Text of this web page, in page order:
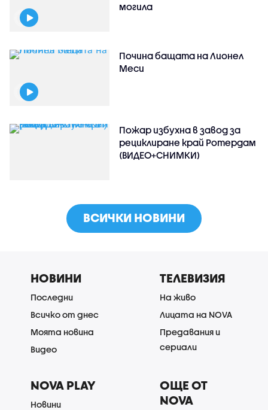
могила
Почина бащата на Лионел
Меси
Пожар избухна в завод за
рециклиране край Ротердам
(ВИДЕО+СНИМКИ)
ВСИЧКИ НОВИНИ
НОВИНИ
Последни
Всичко от днес
Моята новина
Видео
ТЕЛЕВИЗИЯ
На живо
Лицата на NOVA
Предавания и
сериали
NOVA PLAY
Новини
ОЩЕ ОТ
NOVA